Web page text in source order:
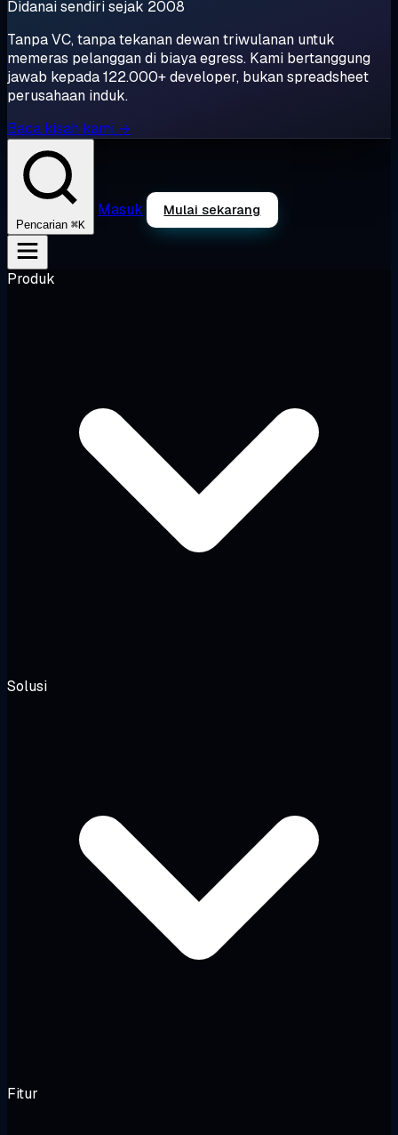
Didanai sendiri sejak 2008
Tanpa VC, tanpa tekanan dewan triwulanan untuk
memeras pelanggan di biaya egress. Kami bertanggung
jawab kepada 122.000+ developer, bukan spreadsheet
perusahaan induk.
Baca kisah kami →
Pencarian ⌘K
Masuk Mulai sekarang
Produk
Solusi
Fitur